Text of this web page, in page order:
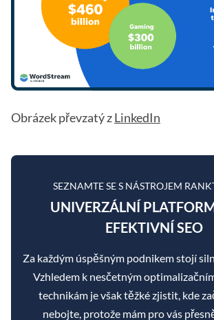
Obrázek převzatý zLinkedIn
SEZNAMTE SE S NÁSTROJEM
UNIVERZÁLNÍ
EFEKTIVNÍ SEO
Za každým úspěšným podnikem stojí
Vzhledem k nesčetným
technikám je však těžké zjistit, kde
nebojte, protože mám pro vás